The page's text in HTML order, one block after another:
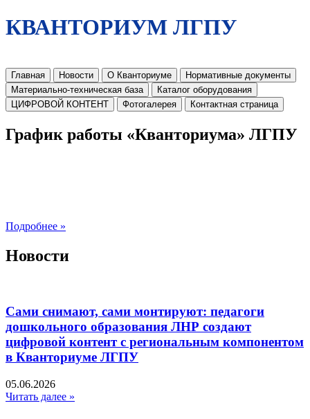
КВАНТОРИУМ ЛГПУ
Главная Новости О Кванториуме
Нормативные документы
Материально-техническая база
Каталог оборудования
ЦИФРОВОЙ КОНТЕНТ
Фотогалерея Контактная страница
График работы «Кванториума» ЛГПУ
Подробнее »
Новости
Сами снимают, сами монтируют: педагоги
дошкольного образования ЛНР создают
цифровой контент с региональным компонентом
в Кванториуме ЛГПУ​
05.06.2026
Читать далее »